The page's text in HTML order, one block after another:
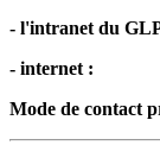
- l'intranet du
- internet :
Mode de contact